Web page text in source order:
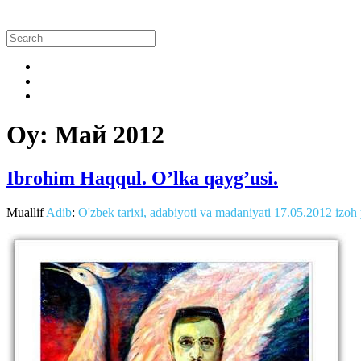
Oy: Май 2012
Ibrohim Haqqul. O’lka qayg’usi.
MuallifAdib: O'zbek tarixi, adabiyoti va madaniyati 17.05.2012 izoh